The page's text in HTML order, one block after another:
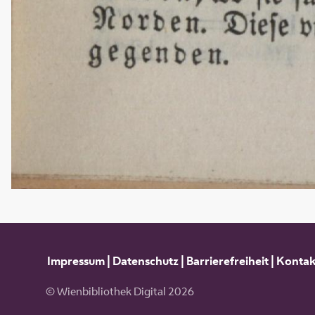
Impressum| Datenschutz| Barrierefreiheit|
© Wienbibliothek Digital 2026